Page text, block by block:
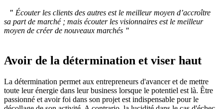
" Écouter les clients des autres est le meilleur moyen d’accroître
sa part de marché ; mais écouter les visionnaires est le meilleur
moyen de créer de nouveaux marchés "
Avoir de la détermination et viser haut
La détermination permet aux entrepreneurs d'avancer et de mettre
toute leur énergie dans leur business lorsque le potentiel est là. Être
passionné et avoir foi dans son projet est indispensable pour le